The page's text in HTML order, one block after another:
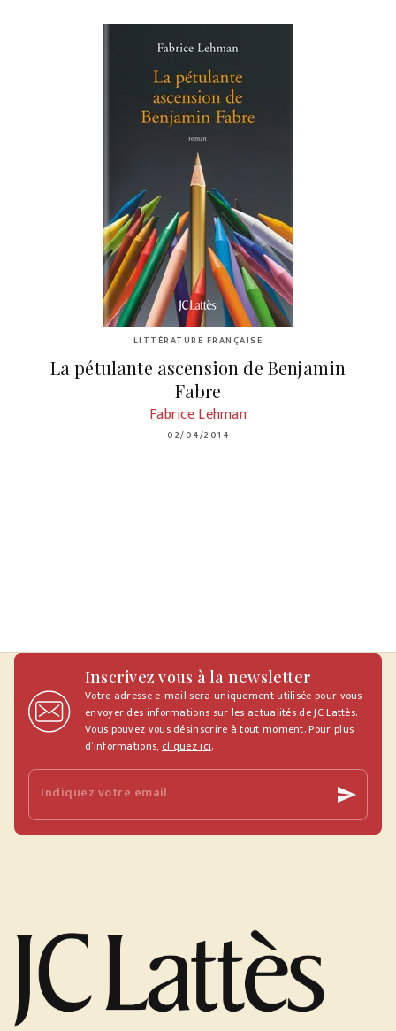
LITTÉRATURE FRANÇAISE
La pétulante ascension de Benjamin
Fabre
Fabrice Lehman
02/04/2014
Inscrivez vous à la newsletter
Votre adresse e-mail sera uniquement utilisée pour vous
envoyer des informations sur les actualités de JC Lattès.
Vous pouvez vous désinscrire à tout moment. Pour plus
d’informations,cliquez ici.
Indiquez votre email send